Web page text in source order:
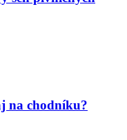
na chodníku?